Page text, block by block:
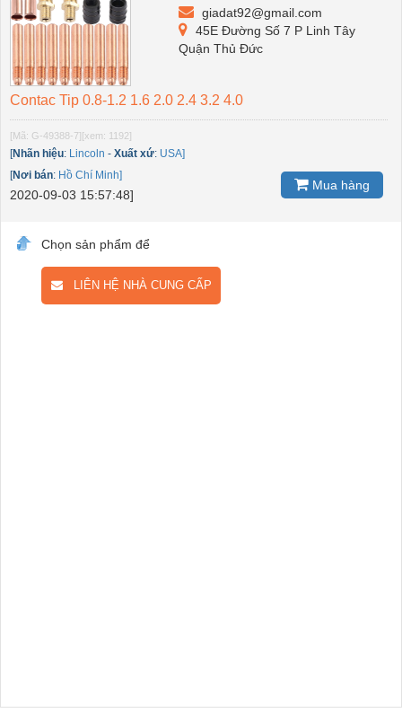
giadat92@gmail.com
45E Đường Số 7 P Linh Tây
Quận Thủ Đức
Contac Tip 0.8-1.2 1.6 2.0 2.4 3.2 4.0
[Mã: G-49388-7][xem: 1192]
[Nhãn hiệu: Lincoln - Xuất xứ: USA]
[Nơi bán: Hồ Chí Minh]
2020-09-03 15:57:48]
Mua hàng
Chọn sản phẩm để
LIÊN HỆ NHÀ CUNG CẤP